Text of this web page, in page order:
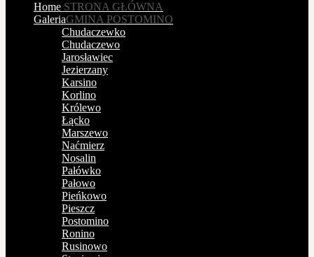
Home STRONA GŁÓWNA
GaleriaGMINA POSTOMINO
Chudaczewko
Chudaczewo
Jarosławiec
Jezierzany
Karsino
Korlino
Królewo
Łącko
Marszewo
Naćmierz
Nosalin
Pałówko
Pałowo
Pieńkowo
Pieszcz
Postomino
Ronino
Rusinowo